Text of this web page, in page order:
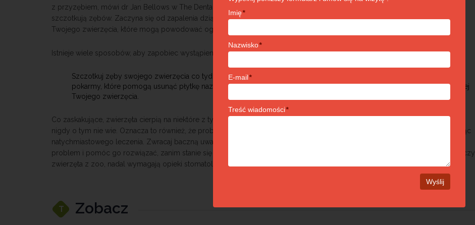
z przyzębiem, mówi dr Jan Bellows w The Dental Care Series. Wszystko zaczyna się, gdy psy i koty przez długi czas nie
szczotkują zębów. Zaczyna się od zapalenia dziąseł, a następnie powoli postępuje do głębokich dziur w zębach i kościach
Twojego zwierzęcia, które mogą powodować ogromny ból i zazwyczaj wymagają ekstrakcji.
Istnieje wiele sposobów, aby zapobiec wystąpieniu choroby przyzębia:
Szczotkuj zęby swojego zwierzęcia co tydzień Regularnie odwiedzaj lekarza weterynarii Podawaj zwierzęciu twarde
pokarmy, które pomogą usunąć płytkę nazębną z jego zębów Zawsze bądź świadomy tego, co dzieje się w jamie ustnej
Twojego zwierzęcia.
Co zaskakujące, zwierzęta cierpią na niektóre z tych samych chorób i bólów zębów co ludzie, choć większość ich właścicieli
nigdy o tym nie wie. Oznacza to również, że problemy z jamą ustną mogą być równie poważne i zagrażające życiu, wymagając
natychmiastowego leczenia. Zwracaj baczną uwagę na jamę ustną swojego zwierzęcia, abyś mógł zauważyć nadchodzący
problem i pomóc go rozwiązać, zanim stanie się poważnym problemem. Niezależnie od tego, czy są to zwierzęta rodzinne, czy
zwierzęta z zoo, nadal wymagają opieki stomatologicznej, aby były zdrowe i szczęśliwe.
T Zobacz
Imię*
Nazwisko*
E-mail*
Treść wiadomości*